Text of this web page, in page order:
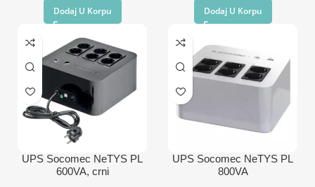
Dodaj U Korpu Dodaj U Korpu
UPS Socomec NeTYS PL
600VA, crni
UPS Socomec NeTYS PL
800VA